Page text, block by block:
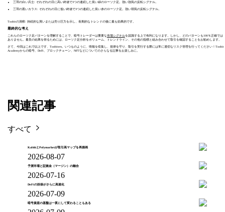
三羽の白い兵士: それぞれの日に高い終値で3つの連続した長い緑のローソク足。強い強気の反転シグナル。
三羽の黒いカラス: それぞれの日に低い終値で3つの連続した長い赤のローソク足。強い弱気の反転シグナル。
Toobitの洞察: 持続的な買いまたは売り圧力を示し、長期的なトレンドの後に最も効果的です。
最終的な考え
これらのローソク足パターンを理解することで、暗号トレーダーは重要な市場シグナルを認識する上で有利になります。しかし、どのパターンも100％正確では
ありません。最良の結果を得るためには、ローソク足分析をボリューム、トレンドライン、その他の指標と組み合わせて取引を確認することをお勧めします。
さて、今回はこれで以上です、Toobiters。いつものように、情報を収集し、規律を守り、取引を実行する際には常に適切なリスク管理を行ってください！Toobit
Academyからの暗号、DeFi、ブロックチェーン、NFTなどについてのさらなる記事をお楽しみに。
関連記事
すべて
KalshiとPolymarketが取引高マップを再描画
2026-08-07
予測市場と証拠金（マージン）の融合
2026-07-16
DeFiの担保がさらに高速化
2026-07-09
暗号資産の基盤は一夜にして変わることもある